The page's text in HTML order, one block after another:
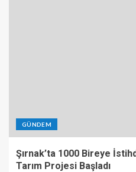
GÜNDEM
Şırnak’ta 1000 Bireye
Tarım Projesi Başladı